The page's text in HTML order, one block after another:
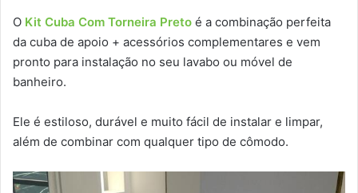
O Kit Cuba Com Torneira Preto é a combinação perfeita
da cuba de apoio + acessórios complementares e vem
pronto para instalação no seu lavabo ou móvel de
banheiro.
Ele é estiloso, durável e muito fácil de instalar e limpar,
além de combinar com qualquer tipo de cômodo.